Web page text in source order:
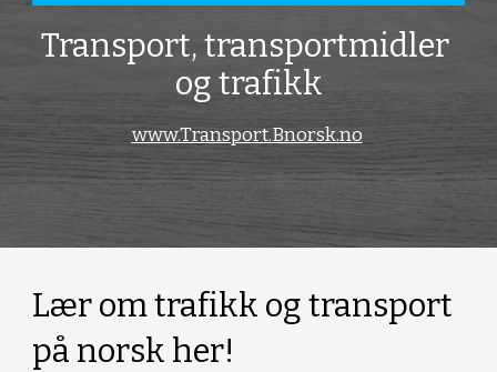
Transport, transportmidler
og trafikk
www.Transport.Bnorsk.no
Lær om trafikk og transport
på norsk her!